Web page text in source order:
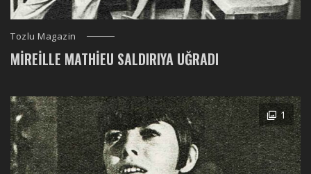
Tozlu Magazin
MIREILLE MATHIEU SALDIRIYA UĞRADI
1